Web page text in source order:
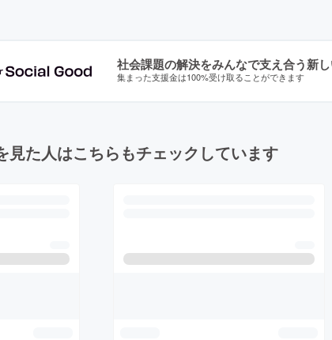
社会課題の解決をみんなで支え合う新
集まった支援金は100%受け取ることができます
見た人はこちらもチェックしています